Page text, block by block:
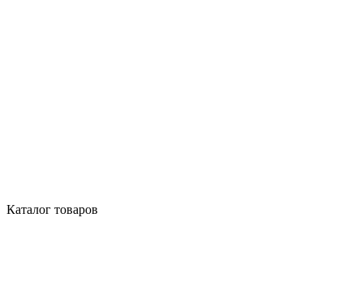
Каталог товаров